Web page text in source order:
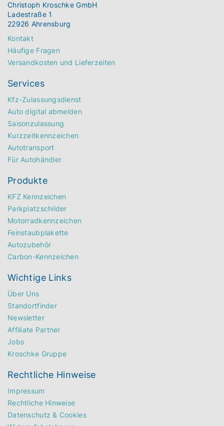
Christoph Kroschke GmbH
Ladestraße 1
22926 Ahrensburg
Kontakt
Häufige Fragen
Versandkosten und Lieferzeiten
Services
Kfz-Zulassungsdienst
Auto digital abmelden
Saisonzulassung
Kurzzeitkennzeichen
Autotransport
Für Autohändler
Produkte
KFZ Kennzeichen
Parkplatzschilder
Motorradkennzeichen
Feinstaubplakette
Autozubehör
Carbon-Kennzeichen
Wichtige Links
Über Uns
Standortfinder
Newsletter
Affiliate Partner
Jobs
Kroschke Gruppe
Rechtliche Hinweise
Impressum
Rechtliche Hinweise
Datenschutz & Cookies